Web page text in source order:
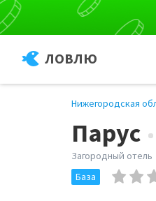
ЛОВЛЮ
Нижегородская
Парус
Загородный отель
База